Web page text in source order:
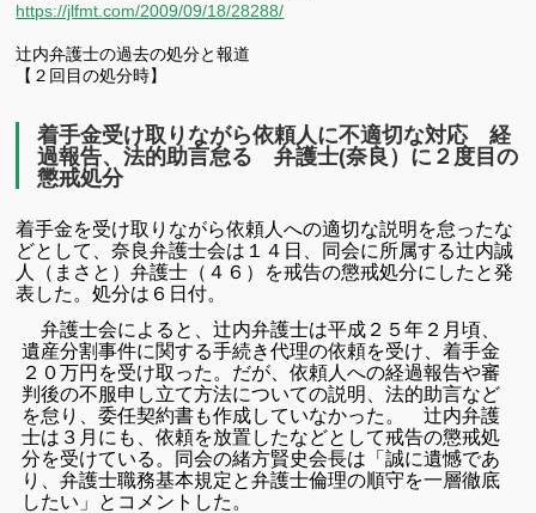
https://jlfmt.com/2009/09/18/28288/
辻内弁護士の過去の処分と報道
【２回目の処分時】
着手金受け取りながら依頼人に不適切な対応 経
過報告、法的助言怠る 弁護士(奈良）に２度目の
懲戒処分
着手金を受け取りながら依頼人への適切な説明を怠ったな
どとして、奈良弁護士会は１４日、同会に所属する辻内誠
人（まさと）弁護士（４６）を戒告の懲戒処分にしたと発
表した。処分は６日付。
弁護士会によると、辻内弁護士は平成２５年２月頃、
遺産分割事件に関する手続き代理の依頼を受け、着手金
２０万円を受け取った。だが、依頼人への経過報告や審
判後の不服申し立て方法についての説明、法的助言など
を怠り、委任契約書も作成していなかった。 辻内弁護
士は３月にも、依頼を放置したなどとして戒告の懲戒処
分を受けている。同会の緒方賢史会長は「誠に遺憾であ
り、弁護士職務基本規定と弁護士倫理の順守を一層徹底
したい」とコメントした。